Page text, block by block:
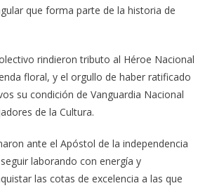
que forma parte de la historia de
rindieron tributo al Héroe Nacional
floral, y el orgullo de haber ratificado
su condición de Vanguardia Nacional
de la Cultura.
ante el Apóstol de la independencia
laborando con energía y
las cotas de excelencia a las que